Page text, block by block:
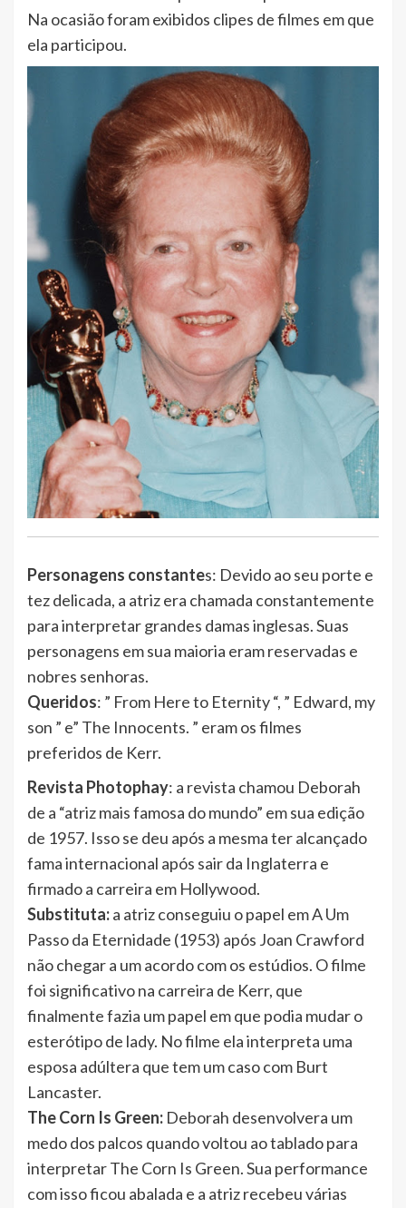
Na ocasião foram exibidos clipes de filmes em que
ela participou.
Personagens constantes: Devido ao seu porte e
tez delicada, a atriz era chamada constantemente
para interpretar grandes damas inglesas. Suas
personagens em sua maioria eram reservadas e
nobres senhoras.
Queridos: ” From Here to Eternity “, ” Edward, my
son ” e” The Innocents. ” eram os filmes
preferidos de Kerr.
Revista Photophay: a revista chamou Deborah
de a “atriz mais famosa do mundo” em sua edição
de 1957. Isso se deu após a mesma ter alcançado
fama internacional após sair da Inglaterra e
firmado a carreira em Hollywood.
Substituta:a atriz conseguiu o papel em A Um
Passo da Eternidade (1953) após Joan Crawford
não chegar a um acordo com os estúdios. O filme
foi significativo na carreira de Kerr, que
finalmente fazia um papel em que podia mudar o
esterótipo de lady. No filme ela interpreta uma
esposa adúltera que tem um caso com Burt
Lancaster.
The Corn Is Green: Deborah desenvolvera um
medo dos palcos quando voltou ao tablado para
interpretar The Corn Is Green. Sua performance
com isso ficou abalada e a atriz recebeu várias